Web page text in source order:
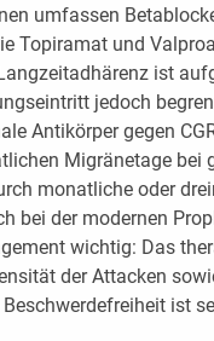
umfassen
Topiramat und
ist
jedoch
Antikörper gegen
Migränetage bei
monatliche oder
bei der modernen
wichtig: Das
der Attacken
ist